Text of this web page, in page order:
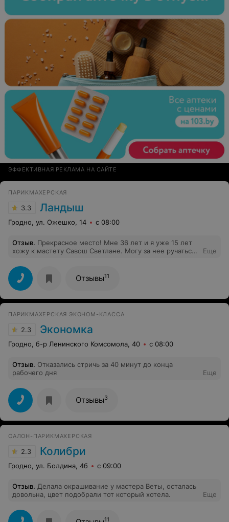
ЭФФЕКТИВНАЯ РЕКЛАМА НА САЙТЕ
ПАРИКМАХЕРСКАЯ
3.3 Ландыш
Гродно, ул. Ожешко, 14 с 08:00
Отзыв. Прекрасное место! Мне 36 лет и я уже 15 лет
хожу к мастету Савош Светлане. Могу за нее ручаться!
вообще можно не укладывать волосы - они сами
находят свое положение! Правильное положение!
Еще
Отзывы11
ПАРИКМАХЕРСКАЯ ЭКОНОМ-КЛАССА
2.3 Экономка
Гродно, б-р Ленинского Комсомола, 40 с 08:00
Отзыв. Отказались стричь за 40 минут до конца
рабочего дня
Еще
Отзывы3
САЛОН-ПАРИКМАХЕРСКАЯ
2.3 Колибри
Гродно, ул. Болдина, 4б с 09:00
Отзыв. Делала окрашивание у мастера Веты, осталась
довольна, цвет подобрали тот который хотела.
Еще
11